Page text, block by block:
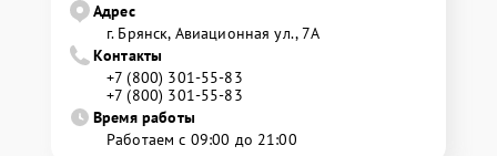
Адрес
г. Брянск, Авиационная ул., 7А
Контакты
+7 (800) 301-55-83
+7 (800) 301-55-83
Время работы
Работаем с 09:00 до 21:00